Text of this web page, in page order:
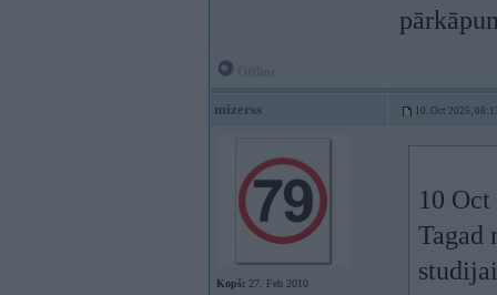
mizerss 10. Oct 2025,
Kopš: 27. Feb 2010
10
Tagad